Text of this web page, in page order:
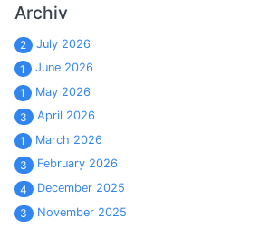
Archiv
2
July 2026
1
June 2026
1
May 2026
3
April 2026
1
March 2026
3
February 2026
4
December 2025
3
November 2025